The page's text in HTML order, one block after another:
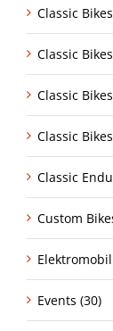
Classic
Classic
Classic
Classic
Classic
Custom
Events (30)